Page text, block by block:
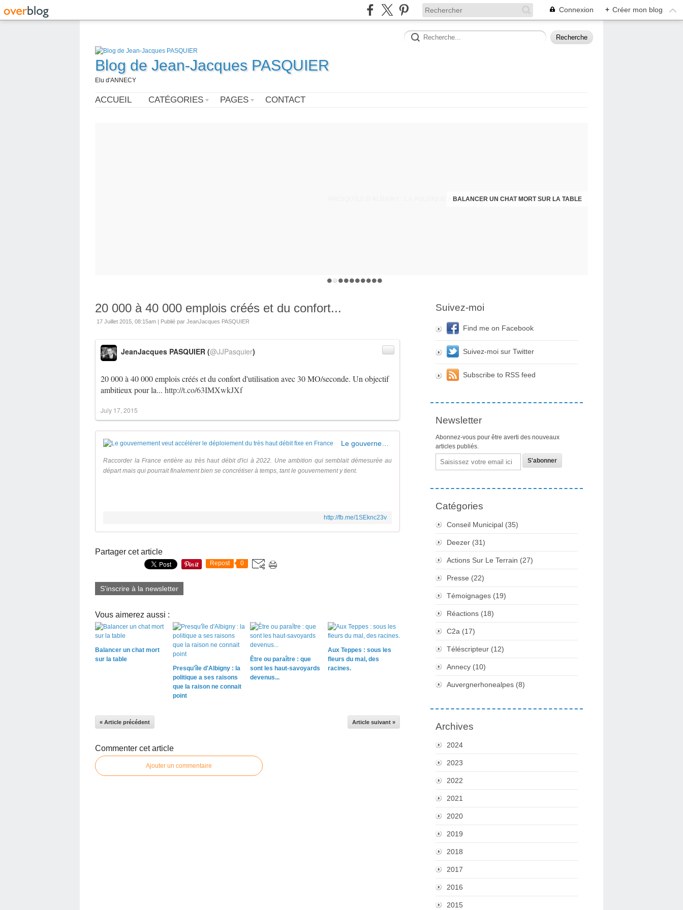
Connexion + Créer mon blog
Blog de Jean-Jacques PASQUIER
Elu d'ANNECY
ACCUEIL CATÉGORIES PAGES CONTACT
BALANCER UN CHAT MORT SUR LA TABLE
PRESQU'ÎLE D'ALBIGNY : LA POLITIQUE A SES RAISONS QUE LA RAISON NE CONNAIT POINT
20 000 à 40 000 emplois créés et du confort...
17 Juillet 2015, 08:15am | Publié par JeanJacques PASQUIER
20 000 à 40 000 emplois créés et du confort d'utilisation avec 30 MO/seconde. Un objectif
ambitieux pour la... http://t.co/63IMXwkJXf
JeanJacques PASQUIER (@JJPasquier)
July 17, 2015
Raccorder la France entière au très haut débit d'ici à 2022. Une ambition qui semblait démesurée au
départ mais qui pourrait finalement bien se concrétiser à temps, tant le gouvernement y tient.
http://fb.me/1SEknc23v
Partager cet article
Repost 0
S'inscrire à la newsletter
Vous aimerez aussi :
Balancer un chat mort
sur la table
Presqu'île d'Albigny : la
politique a ses raisons
que la raison ne connait
point
Être ou paraître : que
sont les haut-savoyards
devenus...
Aux Teppes : sous les
fleurs du mal, des
racines.
« Article précédent Article suivant »
Commenter cet article
Ajouter un commentaire
Suivez-moi
Find me on Facebook
Suivez-moi sur Twitter
Subscribe to RSS feed
Newsletter
Abonnez-vous pour être averti des nouveaux
articles publiés.
Email
Catégories
Conseil Municipal (35)
Deezer (31)
Actions Sur Le Terrain (27)
Presse (22)
Témoignages (19)
Réactions (18)
C2a (17)
Téléscripteur (12)
Annecy (10)
Auvergnerhonealpes (8)
Archives
2024
2023
2022
2021
2020
2019
2018
2017
2016
2015